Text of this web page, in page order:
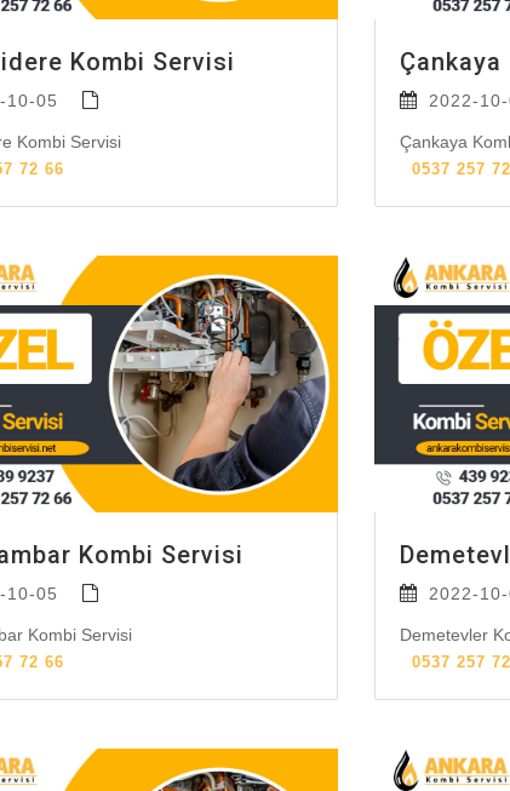
Kombi Servisi
10-05
Kombi Servisi
72 66
2022-10-
Çankaya
0537 257
Kombi Servisi
10-05
Kombi Servisi
72 66
2022-10-
Demetevler
0537 257